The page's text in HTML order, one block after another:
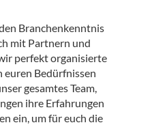
Branchenkenntnis
mit Partnern und
perfekt organisierte
euren Bedürfnissen
gesamtes Team,
ihre Erfahrungen
ein, um für euch die